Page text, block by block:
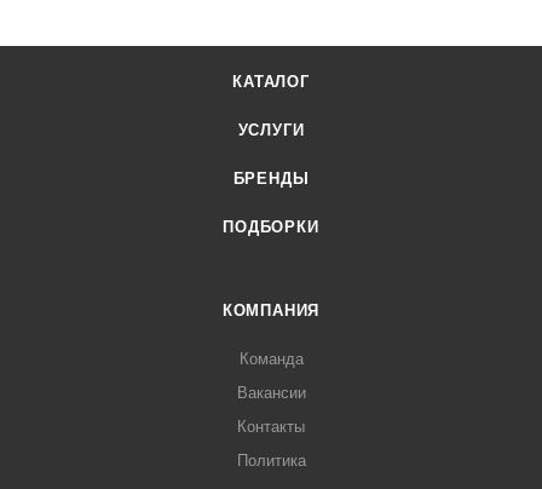
КАТАЛОГ
УСЛУГИ
БРЕНДЫ
ПОДБОРКИ
КОМПАНИЯ
Команда
Вакансии
Контакты
Политика